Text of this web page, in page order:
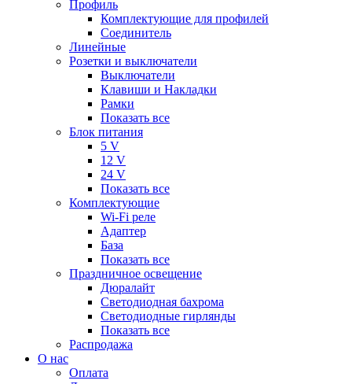
Профиль
Комплектующие для профилей
Соединитель
Линейные
Розетки и выключатели
Выключатели
Клавиши и Накладки
Рамки
Показать все
Блок питания
5 V
12 V
24 V
Показать все
Комплектующие
Wi-Fi реле
Адаптер
База
Показать все
Праздничное освещение
Дюралайт
Светодиодная бахрома
Светодиодные гирлянды
Показать все
Распродажа
О нас
Оплата